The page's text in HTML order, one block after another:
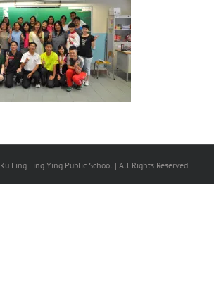
Ling Ling Ying Public School | All Rights Reserved.